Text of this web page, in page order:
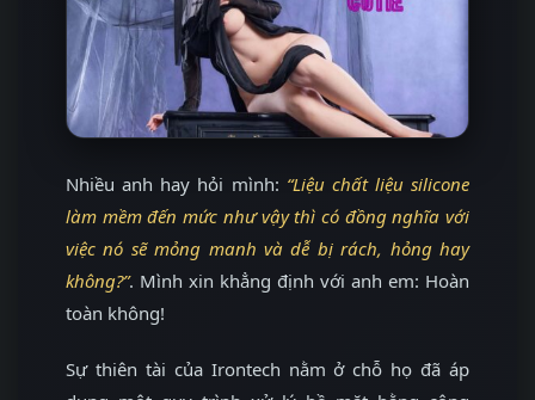
Nhiều anh hay hỏi mình: “Liệu chất liệu silicone
làm mềm đến mức như vậy thì có đồng nghĩa với
việc nó sẽ mỏng manh và dễ bị rách, hỏng hay
không?”. Mình xin khẳng định với anh em: Hoàn
toàn không!
Sự thiên tài của Irontech nằm ở chỗ họ đã áp